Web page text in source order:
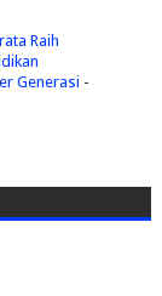
Raih
Generasi -